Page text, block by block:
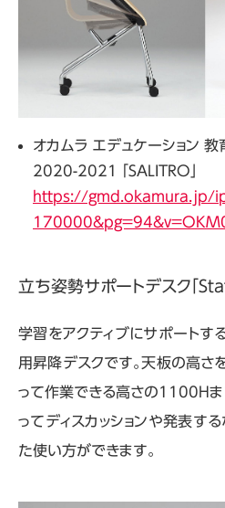
オカムラ エデュケーション
2020-2021 「SALITRO」
https://gmd.okamura.jp/
立ち姿勢サポートデスク「Stafit
学習をアクティブにサポートす
用昇降デスクです。天板の高さ
って作業できる高さの1100Hま
ってディスカッションや発表す
た使い方ができます。